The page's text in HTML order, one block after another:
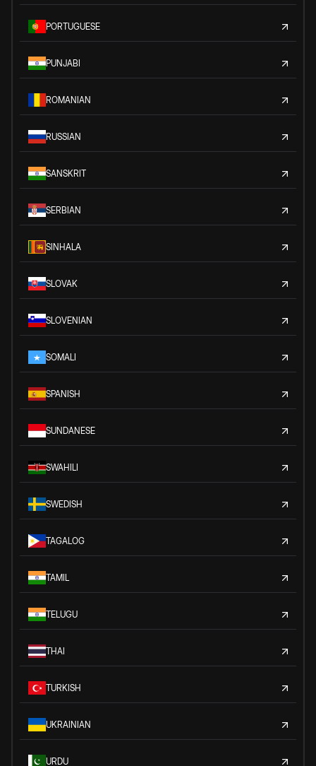
PORTUGUESE
PUNJABI
ROMANIAN
RUSSIAN
SANSKRIT
SERBIAN
SINHALA
SLOVAK
SLOVENIAN
SOMALI
SPANISH
SUNDANESE
SWAHILI
SWEDISH
TAGALOG
TAMIL
TELUGU
THAI
TURKISH
UKRAINIAN
URDU